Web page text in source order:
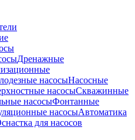
Дренажные
насосыНасосные
насосыСкважинные
насосыФонтанные
насосыАвтоматика
для насосов